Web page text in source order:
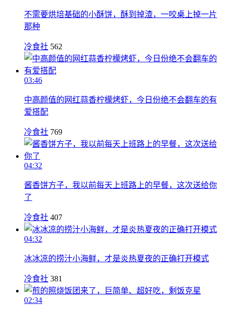
不需要烘培基础的小酥饼，酥到掉渣，一咬桌上掉一片
那种
冷食社 562
03:46
中高颜值的网红蒜香柠檬烤虾，今日份绝不会翻车的有
爱搭配
冷食社 769
04:32
酱香饼方子，我以前每天上班路上的早餐，这次送给你
了
冷食社 407
04:32
冰冰凉的捞汁小海鲜，才是炎热夏夜的正确打开模式
冷食社 381
02:34